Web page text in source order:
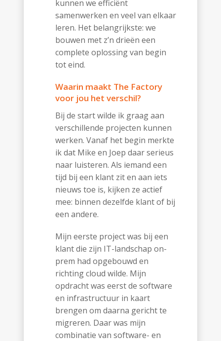
kunnen we efficiënt
samenwerken en veel van elkaar
leren. Het belangrijkste: we
bouwen met z’n drieën een
complete oplossing van begin
tot eind.
Waarin maakt The Factory
voor jou het verschil?
Bij de start wilde ik graag aan
verschillende projecten kunnen
werken. Vanaf het begin merkte
ik dat Mike en Joep daar serieus
naar luisteren. Als iemand een
tijd bij een klant zit en aan iets
nieuws toe is, kijken ze actief
mee: binnen dezelfde klant of bij
een andere.
Mijn eerste project was bij een
klant die zijn IT-landschap on-
prem had opgebouwd en
richting cloud wilde. Mijn
opdracht was eerst de software
en infrastructuur in kaart
brengen om daarna gericht te
migreren. Daar was mijn
combinatie van software- en